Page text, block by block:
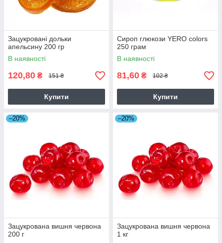
Зацукровані дольки
апельсину 200 гр
В наявності
120,80 ₴ 151 ₴
Купити
Сироп глюкози YERO colors
250 грам
В наявності
81,60 ₴ 102 ₴
Купити
–20%
Зацукрована вишня червона
200 г
–20%
Зацукрована вишня червона
1 кг